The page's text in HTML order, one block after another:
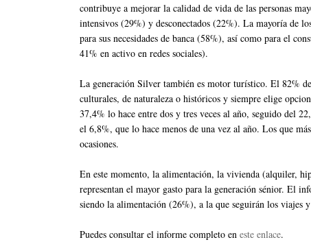
contribuye a mejorar la calidad de vida de las personas
intensivos (29%) y desconectados (22%). La mayoría de
para sus necesidades de banca (58%), así como para el
41% en activo en redes sociales).
La generación Silver también es motor turístico. El 82%
culturales, de naturaleza o históricos y siempre elige
37,4% lo hace entre dos y tres veces al año, seguido del
el 6,8%, que lo hace menos de una vez al año. Los que
ocasiones.
En este momento, la alimentación, la vivienda (alquiler,
representan el mayor gasto para la generación sénior. El
siendo la alimentación (26%), a la que seguirán los
Puedes consultar el informe completo en este enlace.